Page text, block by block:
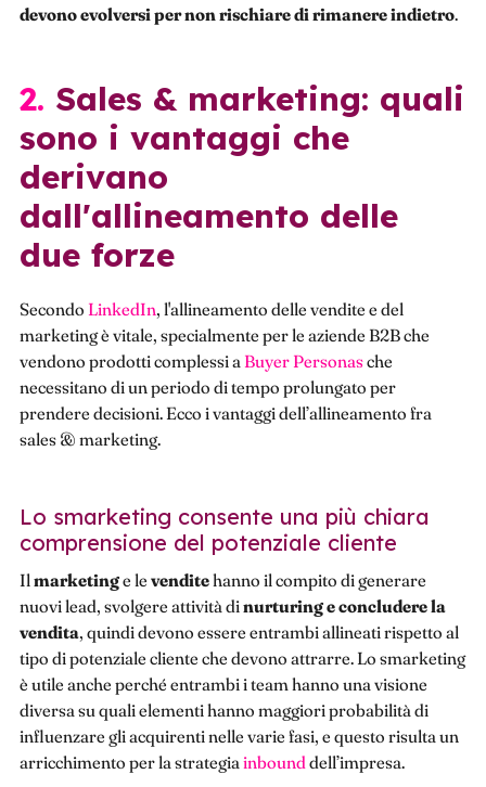
devono evolversi per non rischiare di rimanere indietro.
2. Sales & marketing: quali
sono i vantaggi che
derivano
dall'allineamento delle
due forze
Secondo LinkedIn, l'allineamento delle vendite e del
marketing è vitale, specialmente per le aziende B2B che
vendono prodotti complessi a Buyer Personasche
necessitano di un periodo di tempo prolungato per
prendere decisioni. Ecco i vantaggi dell’allineamento fra
sales & marketing.
Lo smarketing consente una più chiara
comprensione del potenziale cliente
Il marketinge le venditehanno il compito di generare
nuovi lead, svolgere attività dinurturinge concludere la
vendita, quindi devono essere entrambi allineati rispetto al
tipo di potenziale cliente che devono attrarre. Lo smarketing
è utile anche perché entrambi i team hanno una visione
diversa su quali elementi hanno maggiori probabilità di
influenzare gli acquirenti nelle varie fasi, e questo risulta un
arricchimento per la strategia inbound dell’impresa.